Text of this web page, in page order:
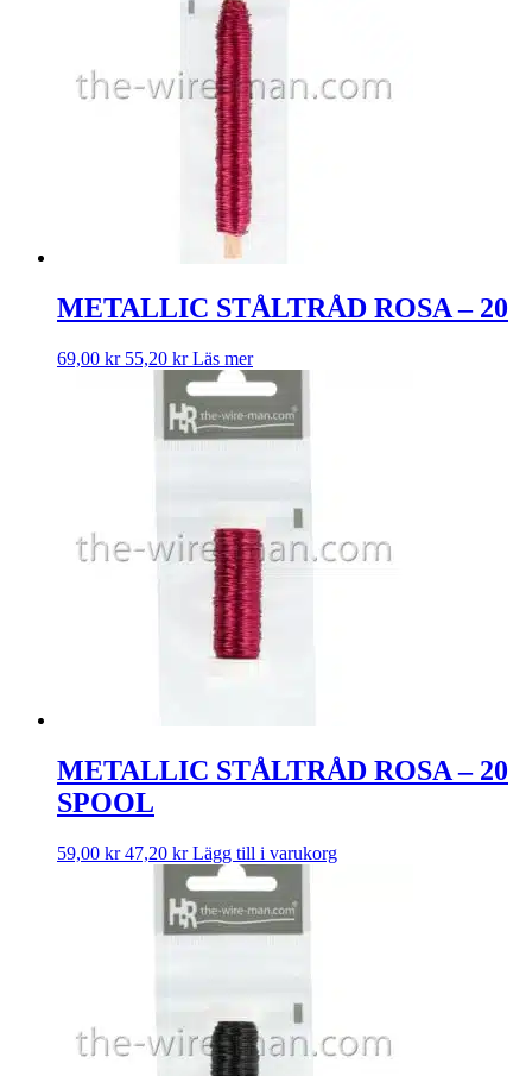
METALLIC STÅLTRÅD ROSA – 20
69,00 kr 55,20 kr Läs mer
METALLIC STÅLTRÅD ROSA – 20
SPOOL
59,00 kr 47,20 kr Lägg till i varukorg